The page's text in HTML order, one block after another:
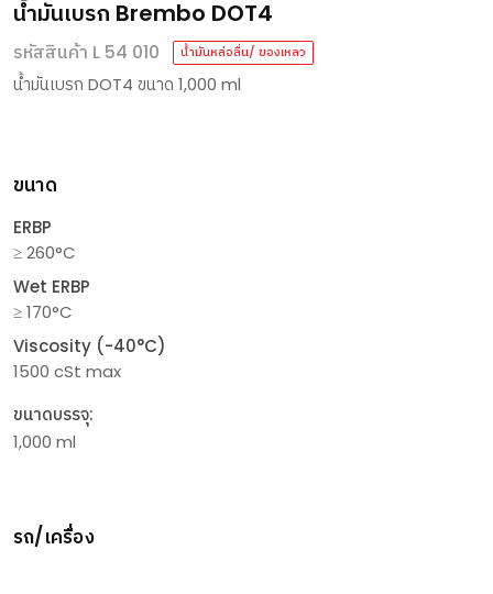
น้ำมันเบรก Brembo DOT4
รหัสสินค้า L 54 010 น้ำมันหล่อลื่น/ ของเหลว
น้ำมันเบรก DOT4 ขนาด 1,000 ml
ขนาด
ERBP
≥ 260°C
Wet ERBP
≥ 170°C
Viscosity (-40°C)
1500 cSt max
ขนาดบรรจุ:
1,000 ml
รถ/เครื่อง